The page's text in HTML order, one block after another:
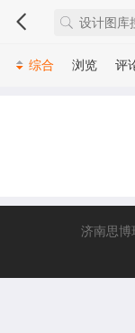
综合 浏览 评
济南思